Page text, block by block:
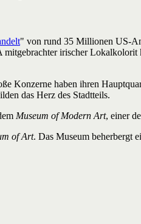
" von rund 35 Millionen US-
irischer
Konzerne haben ihren
das Herz des Stadtteils.
Museum of Modern Art, einer
of Art. Das Museum beherbergt